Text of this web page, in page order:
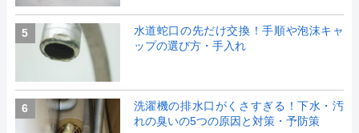
5
水道蛇口の先だけ交換！手順や泡沫キャ
ップの選び方・手入れ
6
洗濯機の排水口がくさすぎる！下水・汚
れの臭いの5つの原因と対策・予防策